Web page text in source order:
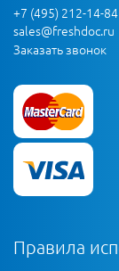
+7 (495) 212-14-84
sales@freshdoc.ru
Заказать звонок
Правила